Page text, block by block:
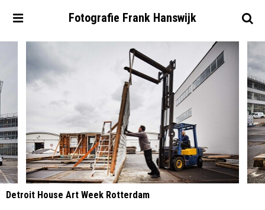
Fotografie Frank Hanswijk
Detroit House Art Week Rotterdam